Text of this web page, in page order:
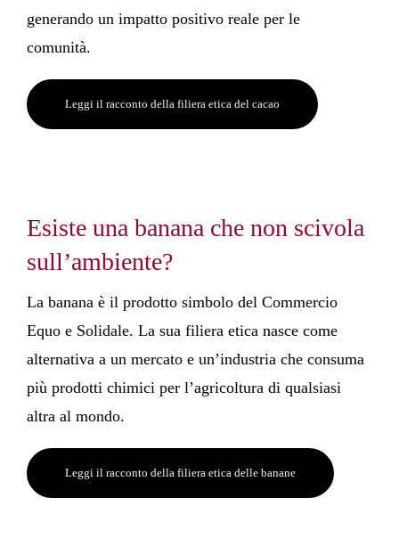
generando un impatto positivo reale per le
comunità.
Leggi il racconto della filiera etica del cacao
Esiste una banana che non scivola
sull’ambiente?
La banana è il prodotto simbolo del Commercio
Equo e Solidale. La sua filiera etica nasce come
alternativa a un mercato e un’industria che consuma
più prodotti chimici per l’agricoltura di qualsiasi
altra al mondo.
Leggi il racconto della filiera etica delle banane